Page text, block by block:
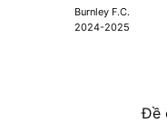
Burnley F.C.
2024-2025
Đề